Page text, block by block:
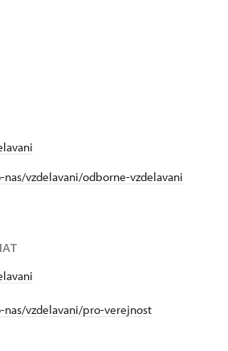
vzdelavani/odborne-vzdelavani
vzdelavani/pro-verejnost